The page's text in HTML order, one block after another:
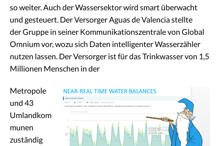
so weiter. Auch der Wassersektor wird smart überwacht
und gesteuert. Der Versorger Aguas de Valencia stellte
der Gruppe in seiner Kommunikationszentrale von Global
Omnium vor, wozu sich Daten intelligenter Wasserzähler
nutzen lassen. Der Versorger ist für das Trinkwasser von 1,5
Millionen Menschen in der
Metropole
und 43
Umlandkom
munen
zuständig